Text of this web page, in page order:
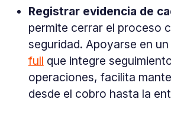
Registrar evidencia de
permite cerrar el proceso
seguridad. Apoyarse en un
full que integre
operaciones, facilita
desde el cobro hasta la